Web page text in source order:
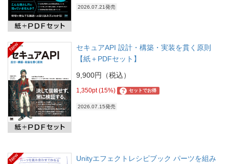
2026.07.21発売
New
セキュアAPI 設計・構築・実装を貫く原則
【紙＋PDFセット】
9,900円（税込）
1,350pt (15%) ? セットでお得
2026.07.15発売
New
Unityエフェクトレシピブック パーツを組み